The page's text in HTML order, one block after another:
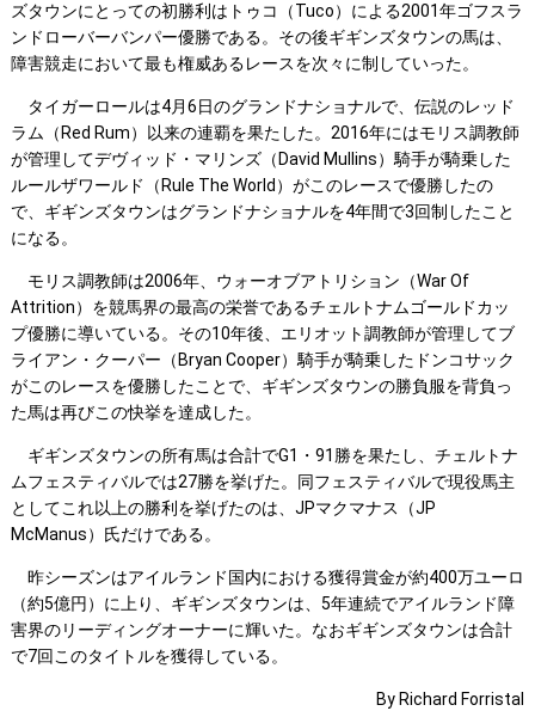
ズタウンにとっての初勝利はトゥコ（Tuco）による2001年ゴフスラ
ンドローバーバンパー優勝である。その後ギギンズタウンの馬は、
障害競走において最も権威あるレースを次々に制していった。
タイガーロールは4月6日のグランドナショナルで、伝説のレッド
ラム（Red Rum）以来の連覇を果たした。2016年にはモリス調教師
が管理してデヴィッド・マリンズ（David Mullins）騎手が騎乗した
ルールザワールド（Rule The World）がこのレースで優勝したの
で、ギギンズタウンはグランドナショナルを4年間で3回制したこと
になる。
モリス調教師は2006年、ウォーオブアトリション（War Of
Attrition）を競馬界の最高の栄誉であるチェルトナムゴールドカッ
プ優勝に導いている。その10年後、エリオット調教師が管理してブ
ライアン・クーパー（Bryan Cooper）騎手が騎乗したドンコサック
がこのレースを優勝したことで、ギギンズタウンの勝負服を背負っ
た馬は再びこの快挙を達成した。
ギギンズタウンの所有馬は合計でG1・91勝を果たし、チェルトナ
ムフェスティバルでは27勝を挙げた。同フェスティバルで現役馬主
としてこれ以上の勝利を挙げたのは、JPマクマナス（JP
McManus）氏だけである。
昨シーズンはアイルランド国内における獲得賞金が約400万ユーロ
（約5億円）に上り、ギギンズタウンは、5年連続でアイルランド障
害界のリーディングオーナーに輝いた。なおギギンズタウンは合計
で7回このタイトルを獲得している。
By Richard Forristal